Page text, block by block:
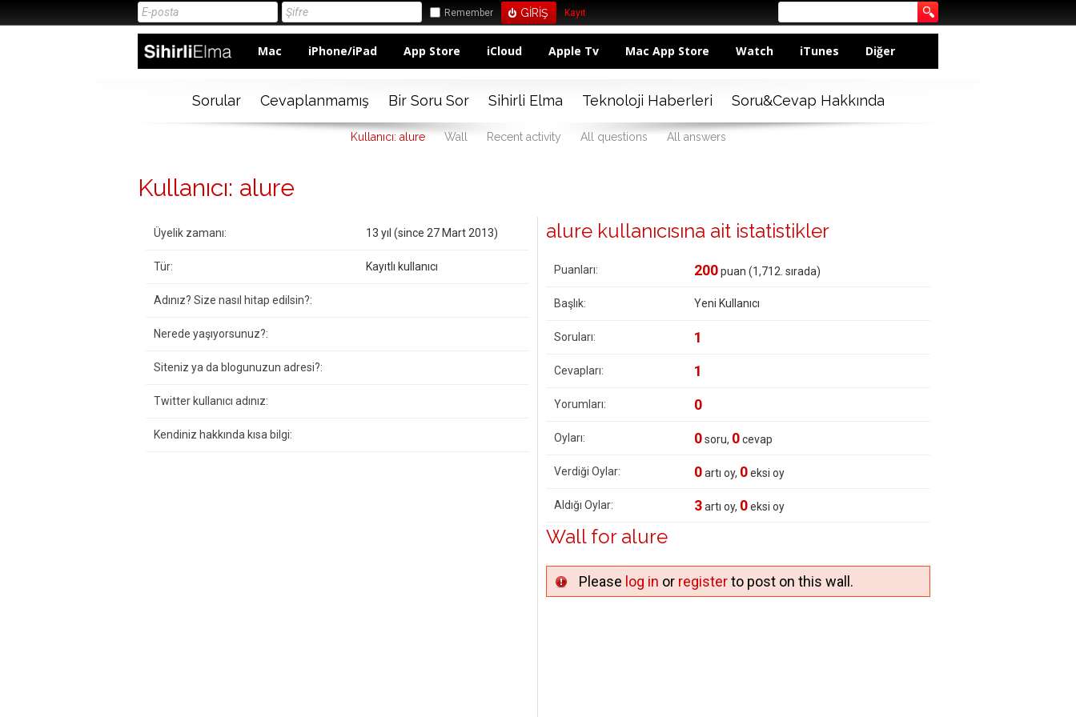
Remember Kayıt
Mac iPhone/iPad App Store iCloud Apple Tv Mac App Store Watch iTunes Diğer
Sorular Cevaplanmamış Bir Soru Sor Sihirli Elma Teknoloji Haberleri Soru&Cevap Hakkında
Kullanıcı: alure Wall Recent activity All questions All answers
Kullanıcı: alure
Üyelik zamanı: 13 yıl (since 27 Mart 2013)
Tür: Kayıtlı kullanıcı
Adınız? Size nasıl hitap edilsin?:
Nerede yaşıyorsunuz?:
Siteniz ya da blogunuzun adresi?:
Twitter kullanıcı adınız:
Kendiniz hakkında kısa bilgi:
alure kullanıcısına ait istatistikler
Puanları: 200puan (1,712 . sırada)
Başlık: Yeni Kullanıcı
Soruları: 1
Cevapları: 1
Yorumları: 0
Oyları: 0soru, 0cevap
Verdiği Oylar: 0artı oy, 0eksi oy
Aldığı Oylar: 3artı oy, 0eksi oy
Wall for alure
Please log in or registerto post on this wall.